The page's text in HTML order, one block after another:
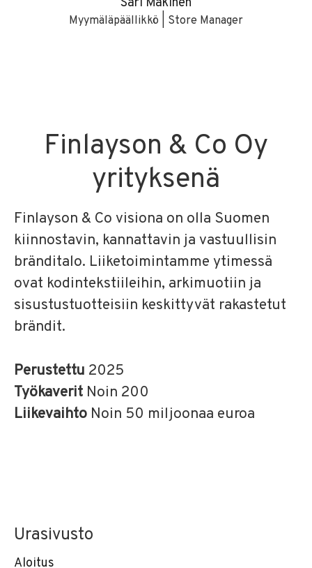
Myymäläpäällikkö | Store Manager
Finlayson & Co Oy
yrityksenä
Finlayson & Co visiona on olla Suomen
kiinnostavin, kannattavin ja vastuullisin
bränditalo. Liiketoimintamme ytimessä
ovat kodintekstiileihin, arkimuotiin ja
sisustustuotteisiin keskittyvät rakastetut
brändit.
Perustettu 2025
Työkaverit Noin 200
Liikevaihto Noin 50 miljoonaa euroa
Urasivusto
Aloitus